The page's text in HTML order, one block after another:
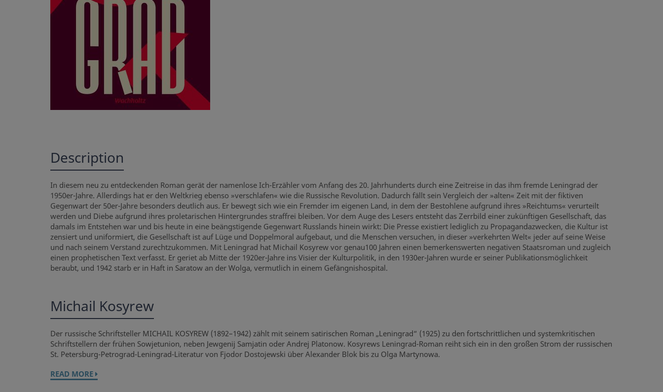
Description
In diesem neu zu entdeckenden Roman gerät der namenlose Ich-Erzähler vom Anfang des 20. Jahrhunderts durch eine Zeitreise in das ihm fremde Leningrad der
1950er-Jahre. Allerdings hat er den Weltkrieg ebenso »verschlafen« wie die Russische Revolution. Dadurch fällt sein Vergleich der »alten« Zeit mit der fiktiven
Gegenwart der 50er-Jahre besonders deutlich aus. Er bewegt sich wie ein Fremder im eigenen Land, in dem der Bestohlene aufgrund ihres »Reichtums« verurteilt
werden und Diebe aufgrund ihres proletarischen Hintergrundes straffrei bleiben. Vor dem Auge des Lesers entsteht das Zerrbild einer zukünftigen Gesellschaft, das
damals im Entstehen war und bis heute in eine beängstigende Gegenwart Russlands hinein wirkt: Die Presse existiert lediglich zu Propagandazwecken, die Kultur ist
zensiert und uniformiert, die Gesellschaft ist auf Lüge und Doppelmoral aufgebaut, und die Menschen versuchen, in dieser »verkehrten Welt« jeder auf seine Weise
und nach seinem Verstand zurechtzukommen. Mit Leningrad hat Michail Kosyrew vor genau100 Jahren einen bemerkenswerten negativen Staatsroman und zugleich
einen prophetischen Text verfasst. Er geriet ab Mitte der 1920er-Jahre ins Visier der Kulturpolitik, in den 1930er-Jahren wurde er seiner Publikationsmöglichkeit
beraubt, und 1942 starb er in Haft in Saratow an der Wolga, vermutlich in einem Gefängnishospital.
Michail Kosyrew
Der russische Schriftsteller MICHAIL KOSYREW (1892–1942) zählt mit seinem satirischen Roman „Leningrad“ (1925) zu den fortschrittlichen und systemkritischen
Schriftstellern der frühen Sowjetunion, neben Jewgenij Samjatin oder Andrej Platonow. Kosyrews Leningrad-Roman reiht sich ein in den großen Strom der russischen
St. Petersburg-Petrograd-Leningrad-Literatur von Fjodor Dostojewski über Alexander Blok bis zu Olga Martynowa.
READ MORE